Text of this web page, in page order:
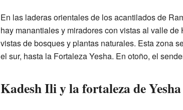
En las laderas orientales de los acantilados de
hay manantiales y miradores con vistas al valle
vistas de bosques y plantas naturales. Esta zona
el sur, hasta la Fortaleza Yesha. En otoño, el
Kadesh Ili y la fortaleza de